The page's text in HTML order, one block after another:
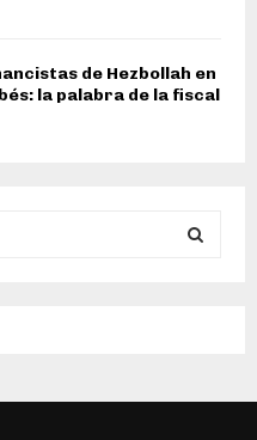
de Hezbollah en
la palabra de la fiscal